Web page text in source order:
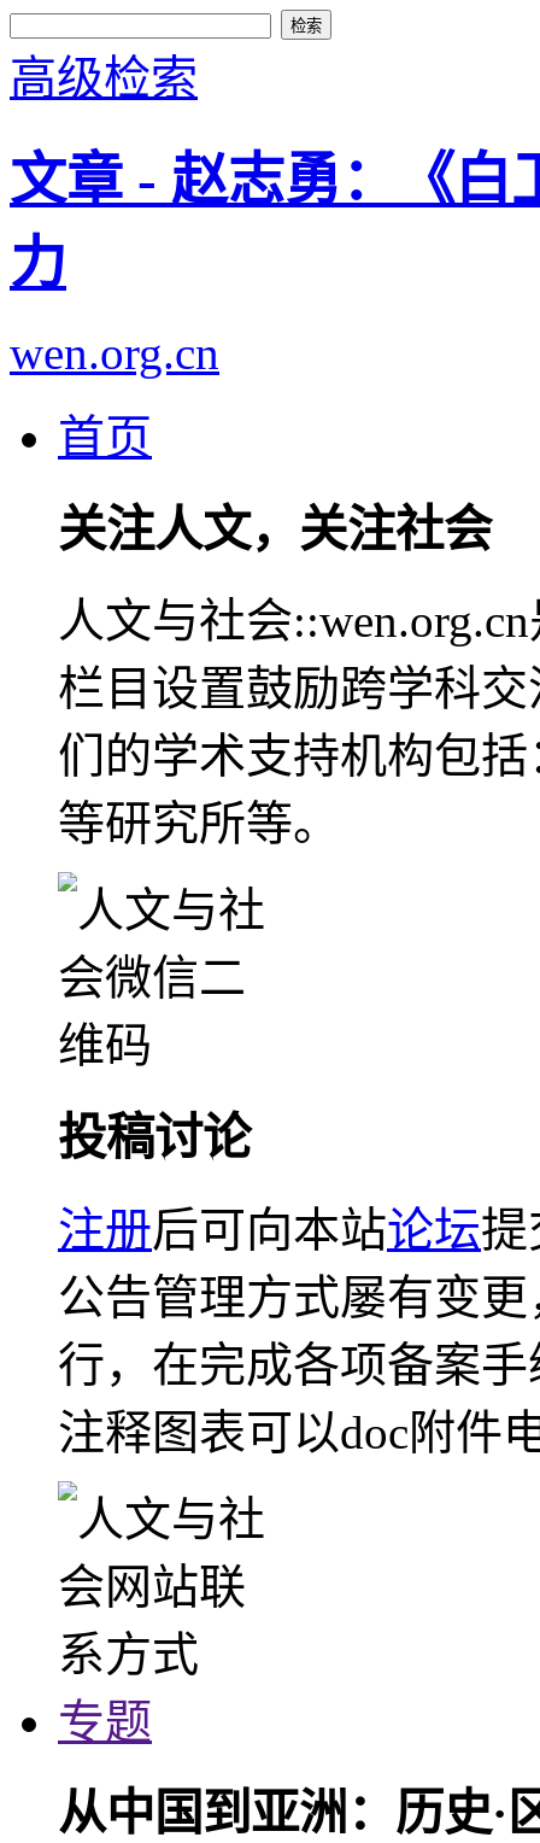
高级检索
文章 - 赵志勇：《白
力
wen.org.cn
首页
关注人文，关注社会
人文与社会
栏目设置鼓励跨学科
们的学术支持机构包
等研究所等。
投稿讨论
注册后可向本站论坛提
公告管理方式屡有变
行，在完成各项备案
注释图表可以doc附件
专题
从中国到亚洲：历史·